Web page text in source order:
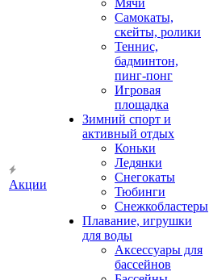
Акции
Мячи
Самокаты,
скейты, ролики
Теннис,
бадминтон,
пинг-понг
Игровая
площадка
Зимний спорт и
активный отдых
Коньки
Ледянки
Снегокаты
Тюбинги
Снежкобластеры
Плавание, игрушки
для воды
Аксессуары для
бассейнов